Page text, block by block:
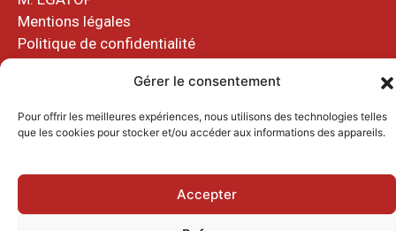
Gérer le consentement
Pour offrir les meilleures expériences, nous utilisons des technologies telles
que les cookies pour stocker et/ou accéder aux informations des appareils.
Accepter
Mentions légales
Politique de confidentialité